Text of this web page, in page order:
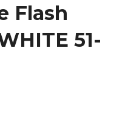
Flash
51-